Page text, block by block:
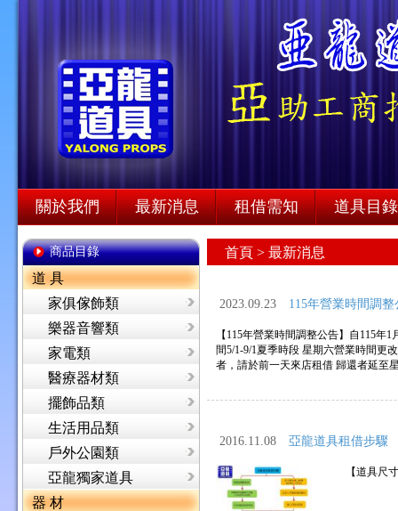
關於我們 最新消息 租借需知 道具目錄
商品目錄
道 具
家俱傢飾類
樂器音響類
家電類
醫療器材類
擺飾品類
生活用品類
戶外公園類
亞龍獨家道具
器 材
首頁 > 最新消息
2023.09.23 115年營業時間調整
【115年營業時間調整公告】自115年
間5/1-9/1夏季時段 星期六營業時間更
者，請於前一天來店租借 歸還者延至
2016.11.08 亞龍道具租借步驟
【道具尺